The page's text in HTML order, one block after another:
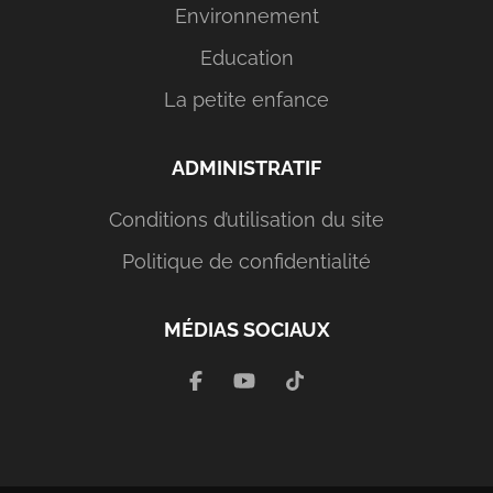
Environnement
Education
La petite enfance
ADMINISTRATIF
Conditions d’utilisation du site
Politique de confidentialité
MÉDIAS SOCIAUX